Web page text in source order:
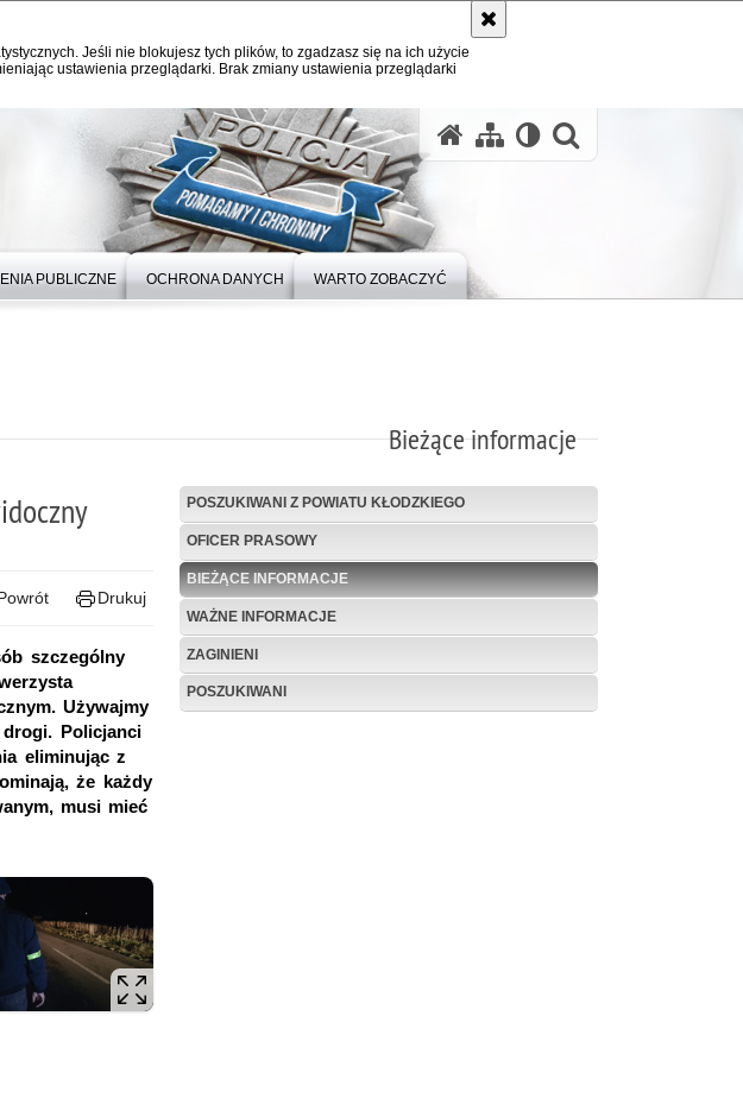
Jeśli nie blokujesz tych plików, to zgadzasz się na ich użycie
ustawienia przeglądarki. Brak zmiany ustawienia przeglądarki
PUBLICZNE OCHRONA DANYCH WARTO ZOBACZYĆ
Bieżące informacje
Drukuj
szczególny
Używajmy
Policjanci
eliminując z
że każdy
musi mieć
POSZUKIWANI Z POWIATU KŁODZKIEGO
OFICER PRASOWY
BIEŻĄCE INFORMACJE
WAŻNE INFORMACJE
ZAGINIENI
POSZUKIWANI